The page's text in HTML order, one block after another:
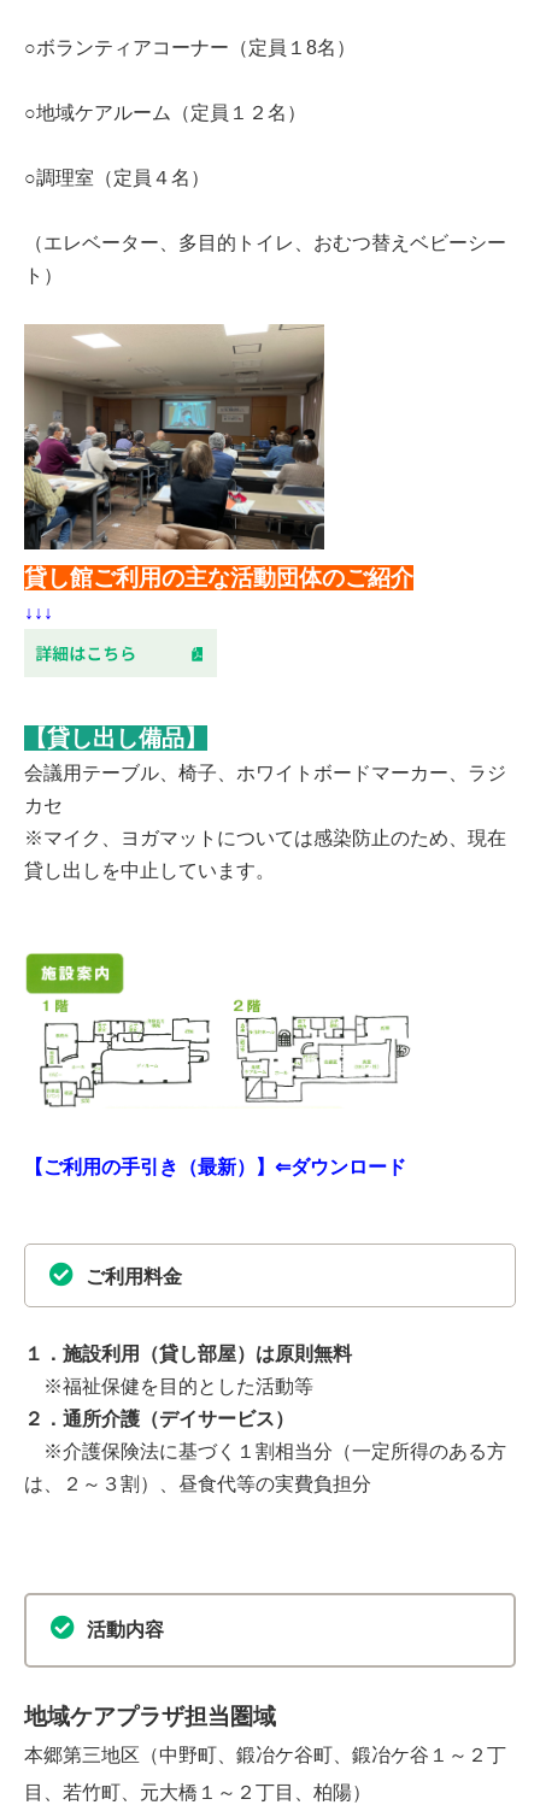
○ボランティアコーナー（定員１8名）
○地域ケアルーム（定員１２名）
○調理室（定員４名）
（エレベーター、多目的トイレ、おむつ替えベビーシー
ト）
貸し館ご利用の主な活動団体のご紹介
↓↓↓
【貸し出し備品】
会議用テーブル、椅子、ホワイトボードマーカー、ラジ
カセ
※マイク、ヨガマットについては感染防止のため、現在
貸し出しを中止しています。
【ご利用の手引き（最新）】⇐ダウンロード
ご利用料金
１．施設利用（貸し部屋）は原則無料
※福祉保健を目的とした活動等
２．通所介護（デイサービス）
※介護保険法に基づく１割相当分（一定所得のある方
は、２～３割）、昼食代等の実費負担分
活動内容
地域ケアプラザ担当圏域
本郷第三地区（中野町、鍛冶ケ谷町、鍛冶ケ谷１～２丁
目、若竹町、元大橋１～２丁目、柏陽）